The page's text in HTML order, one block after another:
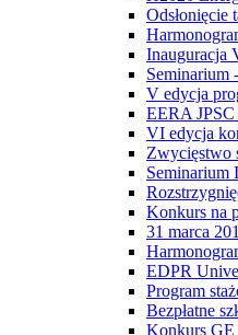
Inauguracja
Seminarium
V edycja
EERA JPSC
VI edycja
Zwycięstwo
Seminarium
Konkurs na
31 marca
EDPR
Program
Bezpłatne
Konkurs GE